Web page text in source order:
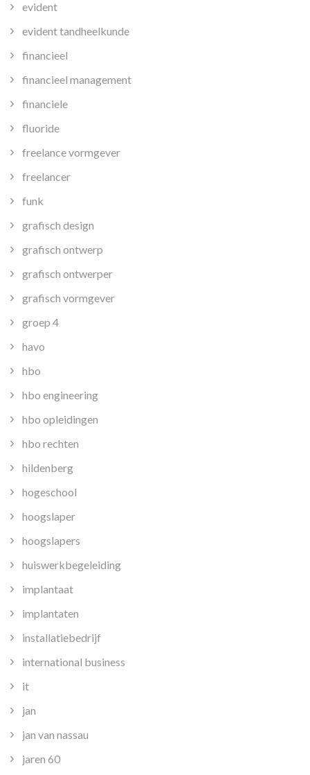
evident
evident tandheelkunde
financieel
financieel management
financiele
fluoride
freelance vormgever
freelancer
funk
grafisch design
grafisch ontwerp
grafisch ontwerper
grafisch vormgever
groep 4
havo
hbo
hbo engineering
hbo opleidingen
hbo rechten
hildenberg
hogeschool
hoogslaper
hoogslapers
huiswerkbegeleiding
implantaat
implantaten
installatiebedrijf
international business
it
jan
jan van nassau
jaren 60